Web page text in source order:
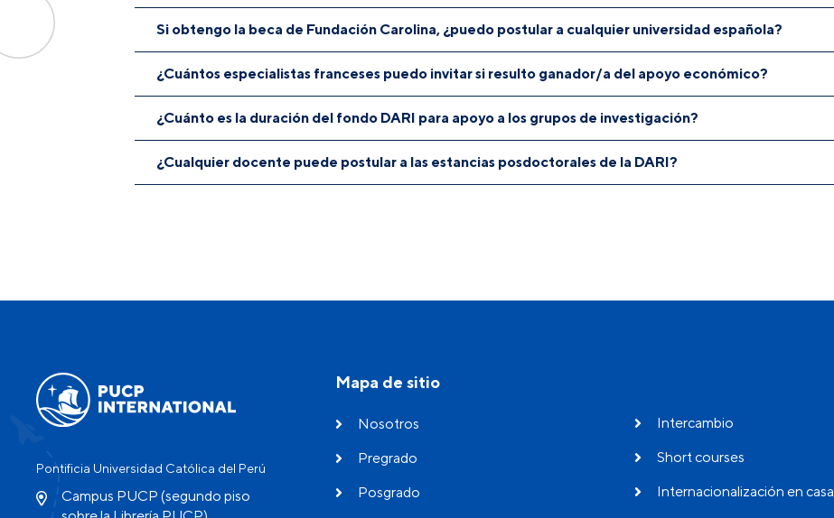
Si obtengo la beca de Fundación Carolina, ¿puedo postular a cualquier universidad española?
No. Solo puedes postular a las universidades españolas dentro de la lista que brinda la Fundación Carolina.
¿Cuántos especialistas franceses puedo invitar si resulto ganador/a del apoyo económico?
El apoyo económico promueve lavisita de hasta dos especialistas franceses.
¿Cuánto es la duración del fondo DARI para apoyo a los grupos de investigación?
Las actividades financiadas de los grupos de investigación beneficiados por el fondo DARI tendrán una
¿Cualquier docente puede postular a las estancias posdoctorales de la DARI?
Pontificia Universidad Católica del Perú
Campus PUCP (segundo piso
Mapa de sitio
Nosotros
Pregrado
Posgrado
Intercambio
Short courses
Internacionalización en casa